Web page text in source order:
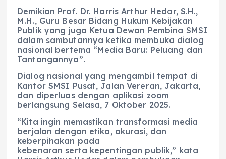
Demikian Prof. Dr. Harris Arthur Hedar, S.H.,
M.H., Guru Besar Bidang Hukum Kebijakan
Publik yang juga Ketua Dewan Pembina SMSI
dalam sambutannya ketika membuka dialog
nasional bertema “Media Baru: Peluang dan
Tantangannya”.
Dialog nasional yang mengambil tempat di
Kantor SMSI Pusat, Jalan Vereran, Jakarta,
dan diperluas dengan aplikasi zoom
berlangsung Selasa, 7 Oktober 2025.
“Kita ingin memastikan transformasi media
berjalan dengan etika, akurasi, dan
keberpihakan pada
kebenaran serta kepentingan publik,” kata